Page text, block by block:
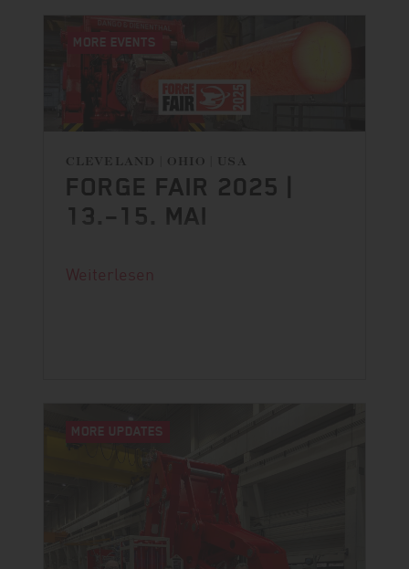
MORE EVENTS
CLEVELAND | OHIO | USA
FORGE FAIR 2025 |
13.–15. MAI
Weiterlesen
MORE UPDATES